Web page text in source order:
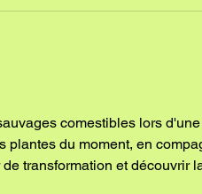
plantes du moment, en
transformation et découvrir